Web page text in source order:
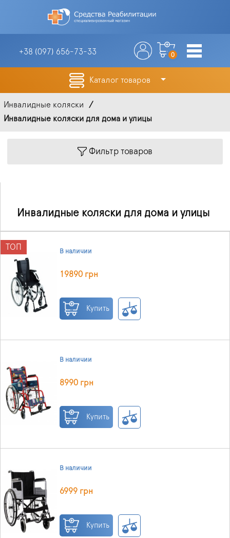
+38 (097) 656-73-33 0
Каталог товаров
Инвалидные коляски
Инвалидные коляски для дома и улицы
Фильтр товаров
Инвалидные коляски для дома и улицы
ТОП В наличии
19890 грн
Купить
В наличии
8990 грн
Купить
В наличии
6999 грн
Купить